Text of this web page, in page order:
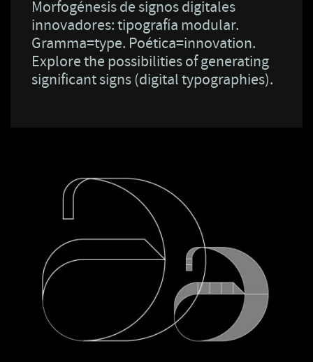
Morfogénesis de signos digitales
innovadores: tipografía modular.
Gramma=type. Poética=innovation.
Explore the possibilities of generating
significant signs (digital typographies).